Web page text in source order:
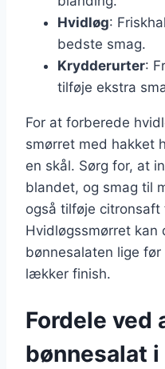
Hvidløg:
bedste smag.
Krydderurter:
tilføje ekstra
For at forberede
smørret med hakket
en skål. Sørg for, at
blandet, og smag til
også tilføje citronsaft
Hvidløgssmørret kan
bønnesalaten lige
lækker finish.
Fordele ved
bønnesalat